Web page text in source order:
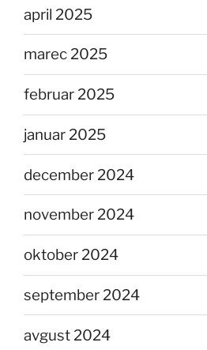
april 2025
marec 2025
februar 2025
januar 2025
december 2024
november 2024
oktober 2024
september 2024
avgust 2024